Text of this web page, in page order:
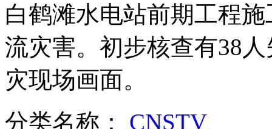
神九返回舱着陆 温家宝鼓掌
神九返回舱降落瞬间
白鹤滩水电站前期工程
流灾害。初步核查有38
灾现场画面。
分类名称： CNSTV